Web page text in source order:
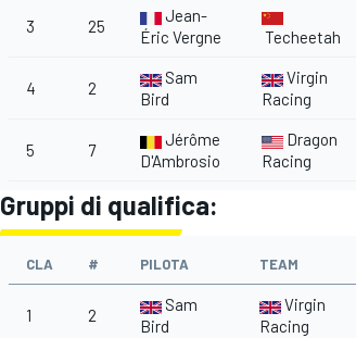
3 25
Jean-
Éric Vergne
Techeetah
4 2
Sam
Bird
Virgin
Racing
5 7
Jérôme
D'Ambrosio
Dragon
Racing
Gruppi di qualifica:
CLA # PILOTA TEAM
1 2
Sam
Bird
Virgin
Racing